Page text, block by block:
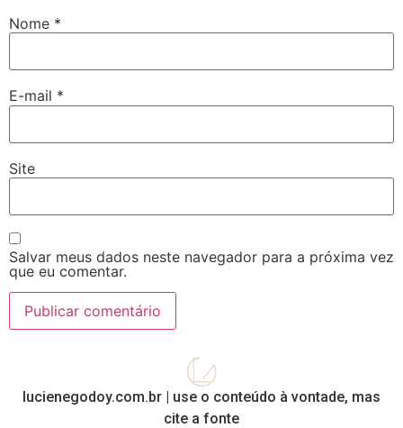
Nome *
E-mail *
Site
Salvar meus dados neste navegador para a próxima vez
que eu comentar.
lucienegodoy.com.br | use o conteúdo à vontade, mas
cite a fonte​